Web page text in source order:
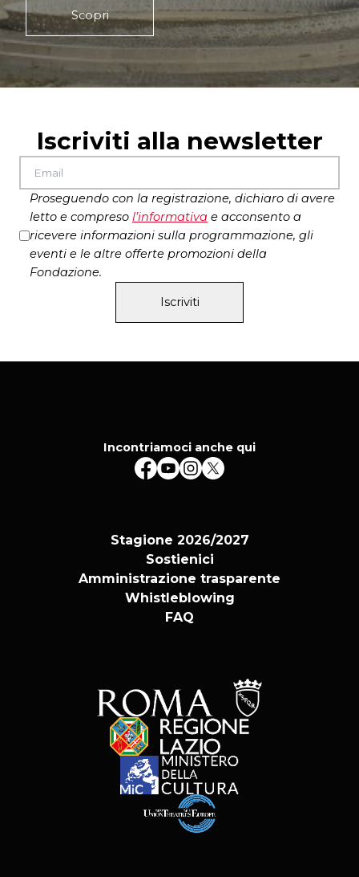
Scopri
Iscriviti alla newsletter
Proseguendo con la registrazione, dichiaro di avere
letto e compreso l’informativa e acconsento a
ricevere informazioni sulla programmazione, gli
eventi e le altre offerte promozioni della
Fondazione.
Iscriviti
Incontriamoci anche qui
Stagione 2026/2027
Sostienici
Amministrazione trasparente
Whistleblowing
FAQ